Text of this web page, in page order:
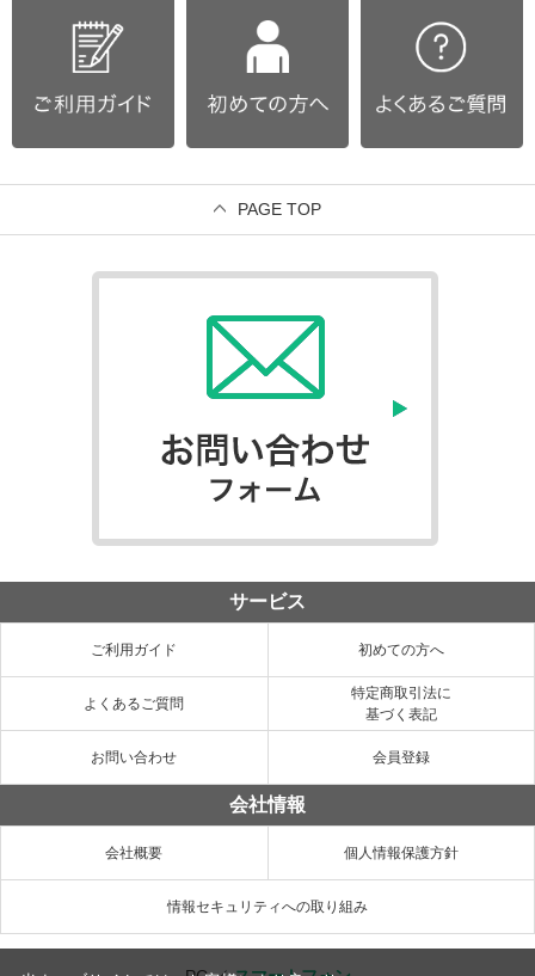
PAGE TOP
サービス
ご利用ガイド 初めての方へ
よくあるご質問
特定商取引法に
基づく表記
お問い合わせ 会員登録
会社情報
会社概要 個人情報保護方針
情報セキュリティへの取り組み